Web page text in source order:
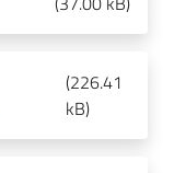
(226.41
kB)